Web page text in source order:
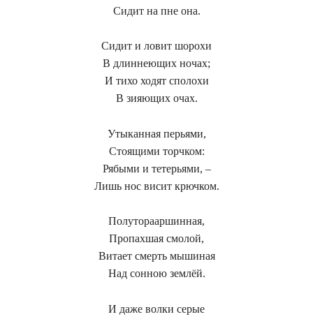
Сидит на пне она.
Сидит и ловит шорохи
В длиннеющих ночах;
И тихо ходят сполохи
В зияющих очах.
Утыканная перьями,
Стоящими торчком:
Рябыми и тетерьями, –
Лишь нос висит крючком.
Полуторааршинная,
Пропахшая смолой,
Витает смерть мышиная
Над сонною землёй.
И даже волки серые